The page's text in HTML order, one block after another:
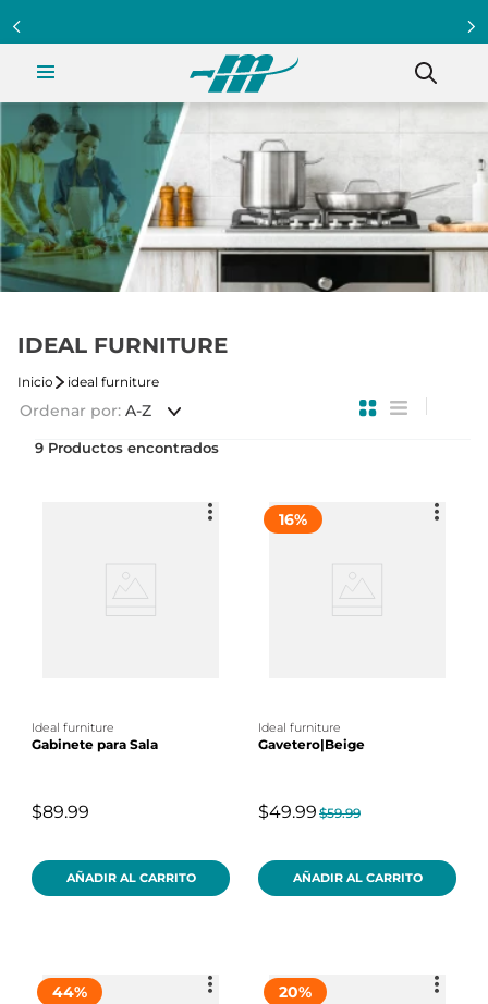
IDEAL FURNITURE
ideal furniture
Ordenar por A-Z
9
ideal furniture
Gabinete para Sala
$89.99
AÑADIR AL CARRITO
16%
ideal furniture
Gavetero|Beige
$49.99 $59.99
AÑADIR AL CARRITO
44% 20%